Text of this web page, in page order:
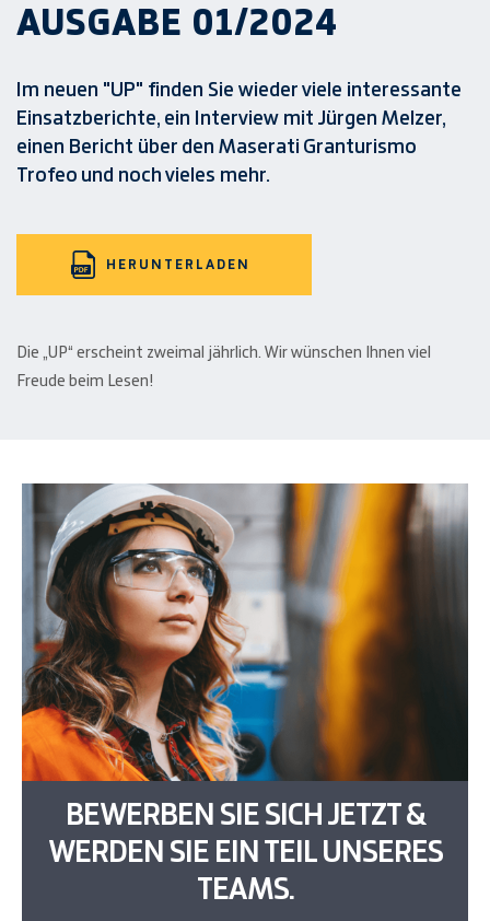
AUSGABE 01/2024
Im neuen "UP" finden Sie wieder viele interessante
Einsatzberichte, ein Interview mit Jürgen Melzer,
einen Bericht über den Maserati Granturismo
Trofeo und noch vieles mehr.
HERUNTERLADEN
Die „UP“ erscheint zweimal jährlich. Wir wünschen Ihnen viel
Freude beim Lesen!
BEWERBEN SIE SICH JETZT &
WERDEN SIE EIN TEIL UNSERES
TEAMS.